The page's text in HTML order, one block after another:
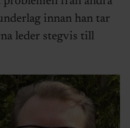
innan han tar
leder stegvis till